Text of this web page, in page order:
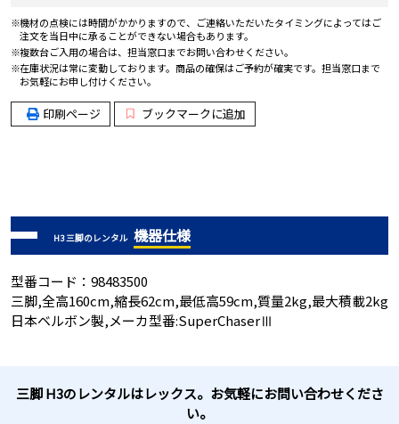
機材の点検には時間がかかりますので、ご連絡いただいたタイミングによってはご
注文を当日中に承ることができない場合もあります。
複数台ご入用の場合は、担当窓口までお問い合わせください。
在庫状況は常に変動しております。商品の確保はご予約が確実です。担当窓口まで
お気軽にお申し付けください。
印刷ページ ブックマークに追加
H3 三脚のレンタル 機器仕様
型番コード：98483500
三脚,全高160cm,縮長62cm,最低高59cm,質量2kg,最大積載2kg
日本ベルボン製,メーカ型番:SuperChaserⅢ
三脚 H3のレンタルはレックス。お気軽にお問い合わせくださ
い。